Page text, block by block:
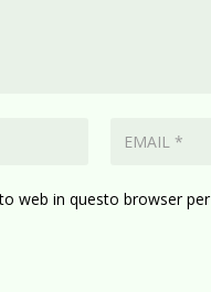
web in questo browser